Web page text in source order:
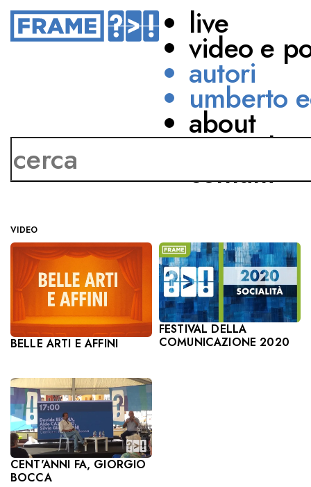
live
video e
autori
umberto
about
network
contatti
Davide Besana
VIDEO
BELLE ARTI E AFFINI
FESTIVAL DELLA
COMUNICAZIONE 2020
CENT'ANNI FA, GIORGIO
BOCCA